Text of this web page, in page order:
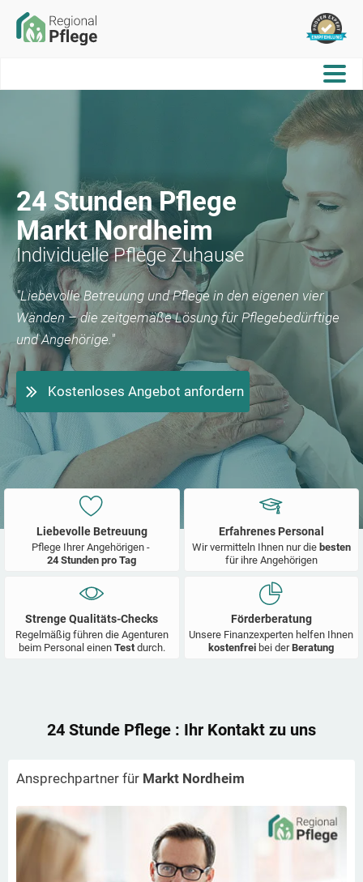
24 Stunden Pflege
Markt Nordheim
Individuelle Pflege Zuhause
"Liebevolle Betreuung und Pflege in den eigenen vier
Wänden – die zeitgemäße Lösung für Pflegebedürftige
und Angehörige."
Kostenloses Angebot anfordern
Liebevolle Betreuung
Pflege Ihrer Angehörigen -
24 Stunden pro Tag
Erfahrenes Personal
Wir vermitteln Ihnen nur die besten
für ihre Angehörigen
Strenge Qualitäts-Checks
Regelmäßig führen die Agenturen
beim Personal einen Test durch.
Förderberatung
Unsere Finanzexperten helfen Ihnen
kostenfrei bei derBeratung
24 Stunde Pflege : Ihr Kontakt zu uns
Ansprechpartner für Markt Nordheim